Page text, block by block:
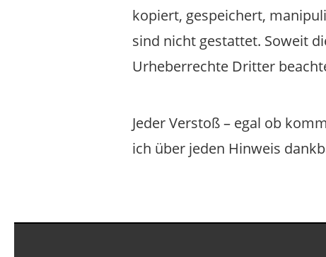
kopiert, gespeichert,
sind nicht gestattet. Soweit
Urheberrechte Dritter
Jeder Verstoß – egal ob
ich über jeden Hinweis